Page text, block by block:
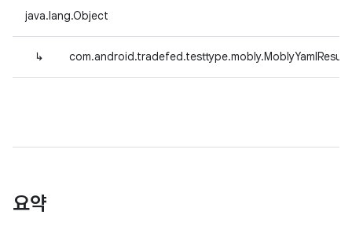
java.lang.Object
↳
요약